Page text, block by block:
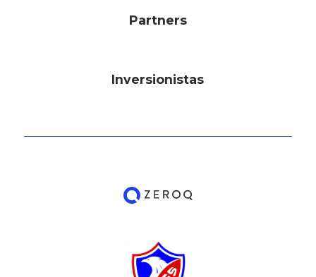
Partners
Inversionistas